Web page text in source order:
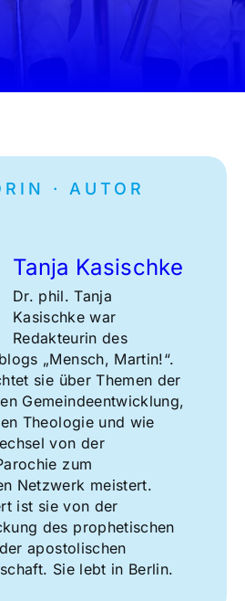
· AUTOR
Tanja Kasischke
Dr. phil. Tanja
Kasischke war
Redakteurin des
„Mensch, Martin!“.
sie über Themen der
Gemeindeentwicklung,
Theologie und wie
von der
zum
Netzwerk meistert.
ist sie von der
des prophetischen
apostolischen
Sie lebt in Berlin.